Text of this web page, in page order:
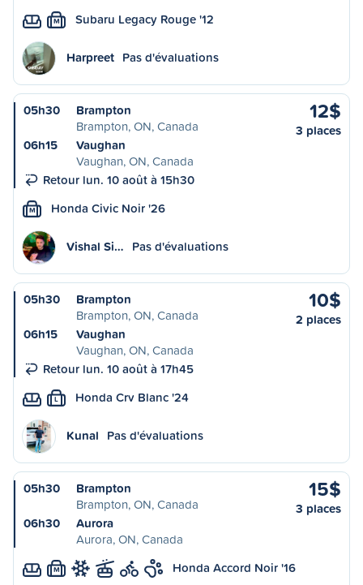
M Subaru Legacy Rouge '12
Harpreet Pas d'évaluations
05h30
Brampton
Brampton, ON, Canada
06h15
Vaughan
Vaughan, ON, Canada
Retour lun. 10 août à 15h30
12$
3 places
M Honda Civic Noir '26
Vishal Si… Pas d'évaluations
05h30
Brampton
Brampton, ON, Canada
06h15
Vaughan
Vaughan, ON, Canada
Retour lun. 10 août à 17h45
10$
2 places
L Honda Crv Blanc '24
Kunal Pas d'évaluations
05h30
Brampton
Brampton, ON, Canada
06h30
Aurora
Aurora, ON, Canada
15$
3 places
M Honda Accord Noir '16